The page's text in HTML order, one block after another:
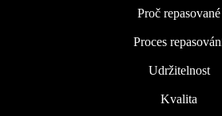
Proč repasované
Proces
Udržitelnost
Kvalita